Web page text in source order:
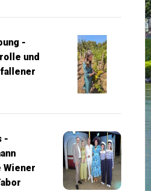
-
und
-
Wiener